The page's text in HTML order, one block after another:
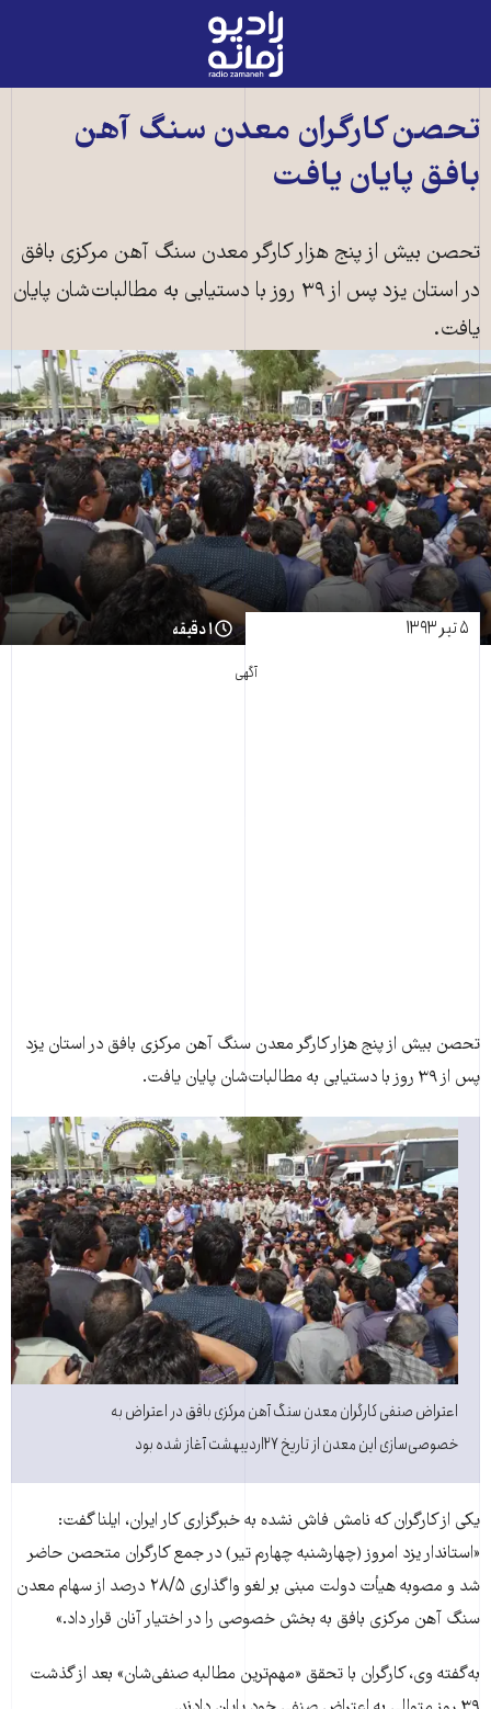
رادیو
زمانه
صفحه
اصلی
تحصن کارگران معدن سنگ آهن
بافق پايان يافت
تحصن بيش از پنج هزار کارگر معدن سنگ آهن مرکزی بافق
در استان يزد پس از ۳۹ روز با دستيابی به مطالبات‌شان پايان
يافت.
۵ تیر ۱۳۹۳ ۱ دقیقه
آگهی
تحصن بيش از پنج هزار کارگر معدن سنگ آهن مرکزی بافق در استان يزد
پس از ۳۹ روز با دستيابی به مطالبات‌شان پايان يافت.
اعتراض صنفی کارگران معدن سنگ آهن مرکزی بافق در اعتراض به
خصوصی‌سازی اين معدن از تاريخ ۲۷ارديبهشت آغاز شده بود
يکی از کارگران که نامش فاش نشده به خبرگزاری کار ايران، ايلنا گفت:
«استاندار يزد امروز (چهارشنبه چهارم تير) در جمع کارگران متحصن حاضر
شد و مصوبه هيأت دولت مبنی بر لغو واگذاری ۲۸/۵ درصد از سهام معدن
سنگ آهن مرکزی بافق به بخش خصوصی را در اختيار آنان قرار داد.»
به‌گفته وی، کارگران با تحقق «مهم‌ترين مطالبه صنفی‌شان» بعد از گذشت